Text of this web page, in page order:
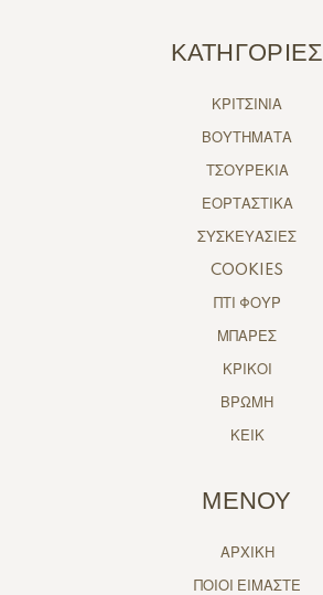
ΚΑΤΗΓΟΡΙΕΣ
ΚΡΙΤΣΙΝΙΑ
ΒΟΥΤΗΜΑΤΑ
ΤΣΟΥΡΕΚΙΑ
ΕΟΡΤΑΣΤΙΚΑ
ΣΥΣΚΕΥΑΣΙΕΣ
COOKIES
ΠΤΙ ΦΟΥΡ
ΜΠΑΡΕΣ
ΚΡΙΚΟΙ
ΒΡΩΜΗ
ΚΕΙΚ
ΜΕΝΟΥ
ΑΡΧΙΚΗ
ΠΟΙΟΙ ΕΙΜΑΣΤΕ